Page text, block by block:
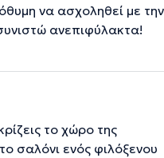
να ασχοληθεί με την
ανεπιφύλακτα!
το χώρο της
σαλόνι ενός φιλόξενου